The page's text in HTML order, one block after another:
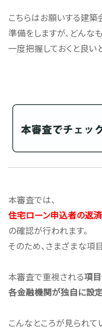
こちらはお願いする建築
準備をしますが、どんな
一度把握しておくと良い
本審査では、
住宅ローン申込者の返
の確認が行われます。
そのため、さまざまな項
本審査で重視される項
各金融機関が独自に設
こんなところが見られて